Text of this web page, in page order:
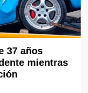
37 años
mientras